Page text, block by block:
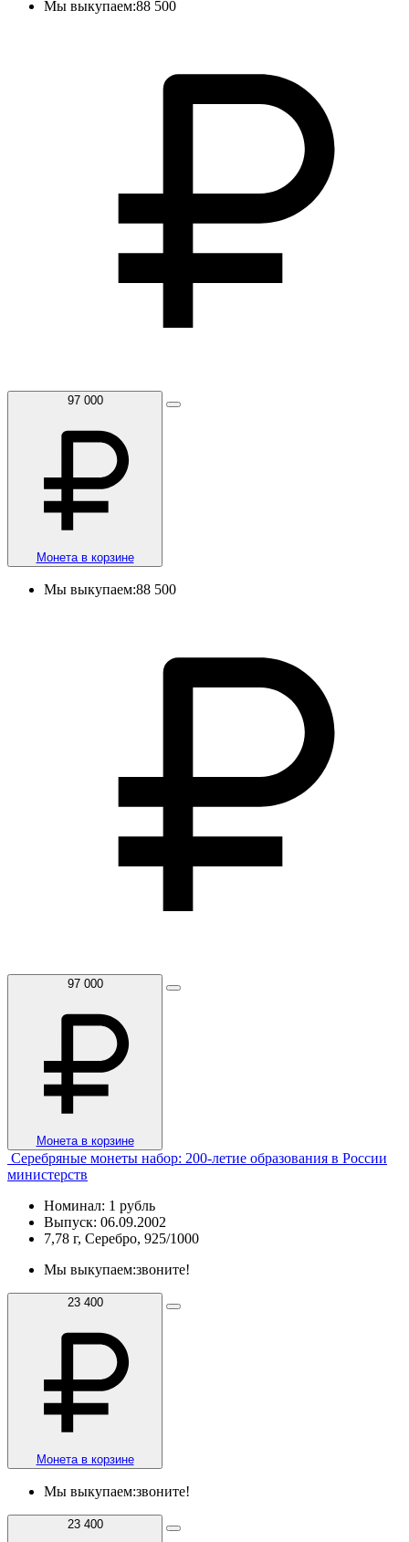
Мы выкупаем:88 500
97 000
Монета в корзине
Мы выкупаем:88 500
97 000
Монета в корзине
Серебряные монеты набор: 200-летие образования в России
министерств
Номинал: 1 рубль
Выпуск: 06.09.2002
7,78 г, Серебро, 925/1000
Мы выкупаем:звоните!
23 400
Монета в корзине
Мы выкупаем:звоните!
23 400